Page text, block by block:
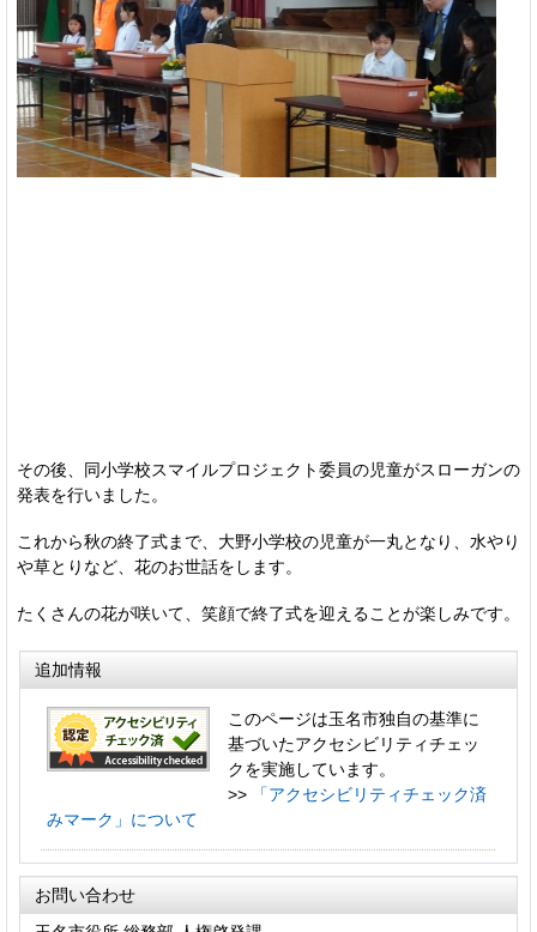
その後、同小学校スマイルプロジェクト委員の児童がスローガンの
発表を行いました。
これから秋の終了式まで、大野小学校の児童が一丸となり、水やり
や草とりなど、花のお世話をします。
たくさんの花が咲いて、笑顔で終了式を迎えることが楽しみです。
追加情報
このページは玉名市独自の基準に
基づいたアクセシビリティチェッ
クを実施しています。
>>
「アクセシビリティチェック済
みマーク」について
お問い合わせ